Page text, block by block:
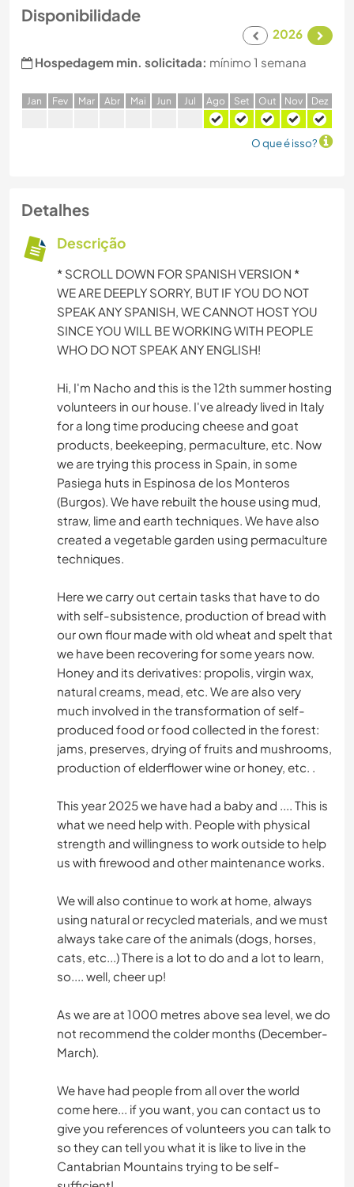
Disponibilidade
2026
Hospedagem min. solicitada: mínimo 1 semana
Jan Fev Mar Abr Mai Jun Jul Ago Set Out Nov Dez
O que é isso?
Detalhes
Descrição
*️ SCROLL DOWN FOR SPANISH VERSION *️
WE ARE DEEPLY SORRY, BUT IF YOU DO NOT
SPEAK ANY SPANISH, WE CANNOT HOST YOU
SINCE YOU WILL BE WORKING WITH PEOPLE
WHO DO NOT SPEAK ANY ENGLISH!
Hi, I'm Nacho and this is the 12th summer hosting
volunteers in our house. I've already lived in Italy
for a long time producing cheese and goat
products, beekeeping, permaculture, etc. Now
we are trying this process in Spain, in some
Pasiega huts in Espinosa de los Monteros
(Burgos). We have rebuilt the house using mud,
straw, lime and earth techniques. We have also
created a vegetable garden using permaculture
techniques.
Here we carry out certain tasks that have to do
with self-subsistence, production of bread with
our own flour made with old wheat and spelt that
we have been recovering for some years now.
Honey and its derivatives: propolis, virgin wax,
natural creams, mead, etc. We are also very
much involved in the transformation of self-
produced food or food collected in the forest:
jams, preserves, drying of fruits and mushrooms,
production of elderflower wine or honey, etc. .
This year 2025 we have had a baby and .... This is
what we need help with. People with physical
strength and willingness to work outside to help
us with firewood and other maintenance works.
We will also continue to work at home, always
using natural or recycled materials, and we must
always take care of the animals (dogs, horses,
cats, etc...) There is a lot to do and a lot to learn,
so.... well, cheer up!
As we are at 1000 metres above sea level, we do
not recommend the colder months (December-
March).
We have had people from all over the world
come here... if you want, you can contact us to
give you references of volunteers you can talk to
so they can tell you what it is like to live in the
Cantabrian Mountains trying to be self-